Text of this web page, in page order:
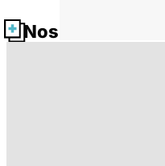
Nos fiches santé